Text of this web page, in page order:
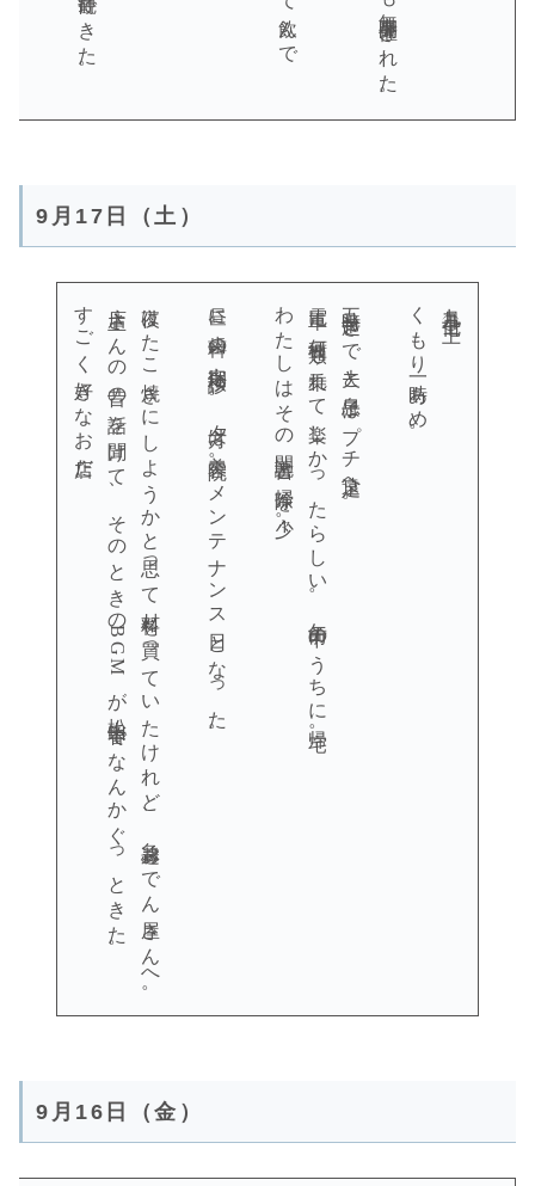
9月17日（土）
九月十七日（土）
くもり一時あめ。
五時半起きで夫と息子はプチ遠足へ。
電車に何種類も乗れて楽しかったらしい。午前中のうちに帰宅。
わたしはその間読書と掃除を少々。
昼に歯科の定期検診へ。夕方は美容院。メンテナンス日となった。
夜はたこ焼きにしようかと思って材料を買っていたけれど、急遽おでん屋さんへ。
店主さんの昔の話を聞けて、そのときのBGMが松山千春でなんかぐっときた。
すごく好きなお店だ。
9月16日（金）